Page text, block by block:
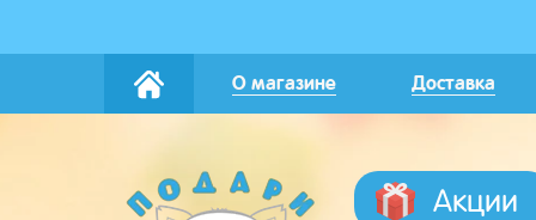
О магазине Доставка
Акции